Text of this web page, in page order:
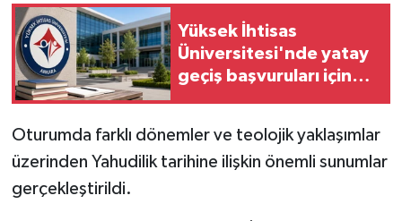
Yüksek İhtisas
Üniversitesi'nde yatay
geçiş başvuruları için
Oturumda farklı dönemler ve teolojik yaklaşımlar
üzerinden Yahudilik tarihine ilişkin önemli sunumlar
gerçekleştirildi.